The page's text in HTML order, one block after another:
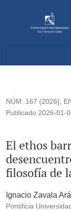
El ethos barroco
NÚM. 167 (2026)
El ethos
filosofía de
Publicado 2026-01-
Ignacio Zavala
Pontificia